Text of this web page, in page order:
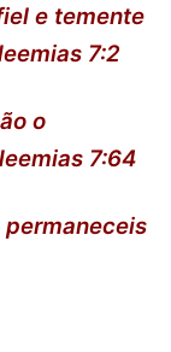
e temente
7:2
o
7:64
permaneceis